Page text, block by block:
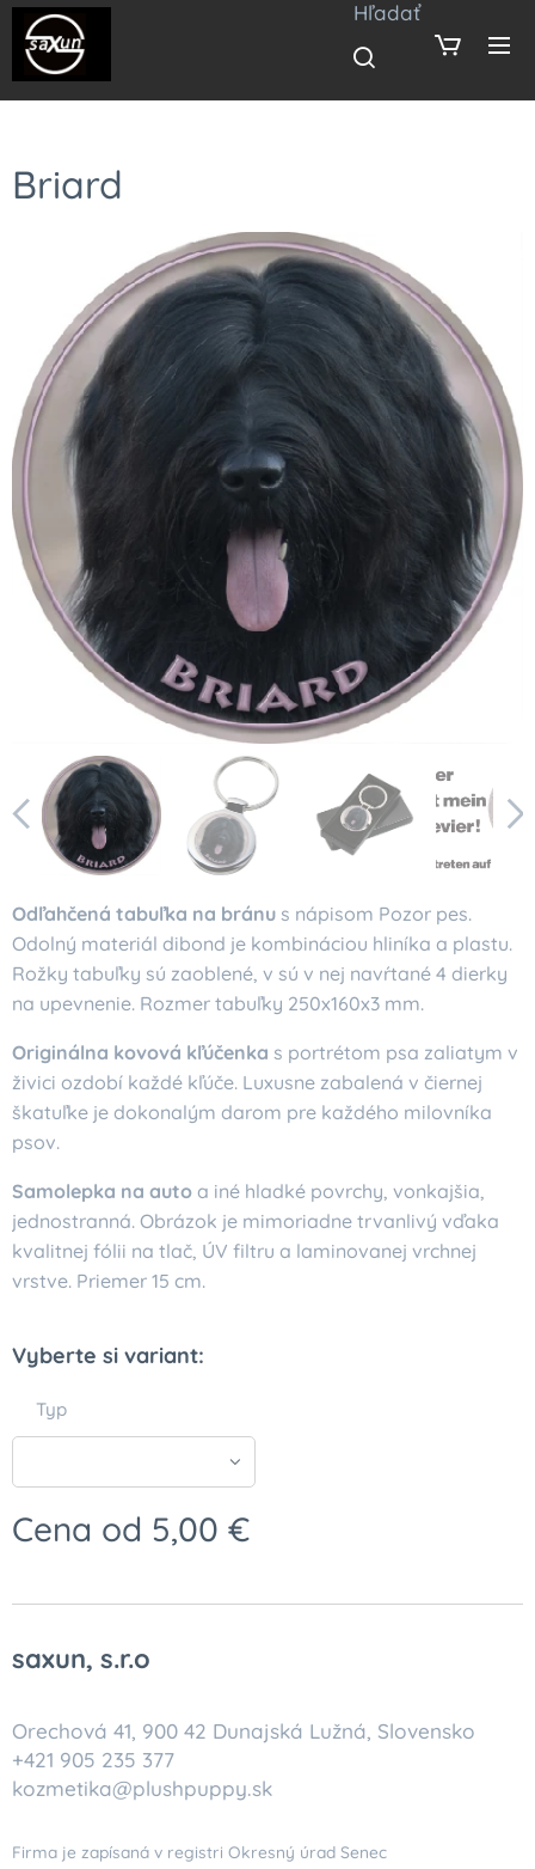
Hľadať
Briard
Odľahčená tabuľka na bránu s nápisom Pozor pes.
Odolný materiál dibond je kombináciou hliníka a plastu.
Rožky tabuľky sú zaoblené, v sú v nej navŕtané 4 dierky
na upevnenie. Rozmer tabuľky 250x160x3 mm.
Originálna kovová kľúčenka s portrétom psa zaliatym v
živici ozdobí každé kľúče. Luxusne zabalená v čiernej
škatuľke je dokonalým darom pre každého milovníka
psov.
Samolepka na auto a iné hladké povrchy, vonkajšia,
jednostranná. Obrázok je mimoriadne trvanlivý vďaka
kvalitnej fólii na tlač, ÚV filtru a laminovanej vrchnej
vrstve. Priemer 15 cm.
Vyberte si variant:
Typ
Cena od 5,00 €
saxun, s.r.o
Orechová 41, 900 42 Dunajská Lužná, Slovensko
+421 905 235 377
kozmetika@plushpuppy.sk
Firma je zapísaná v registri Okresný úrad Senec